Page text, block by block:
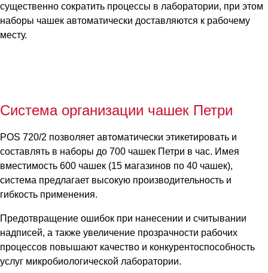
существенно сократить процессы в лаборатории, при этом
наборы чашек автоматически доставляются к рабочему
месту.
Система организации чашек Петри
POS 720/2 позволяет автоматически этикетировать и
составлять в наборы до 700 чашек Петри в час. Имея
вместимость 600 чашек (15 магазинов по 40 чашек),
система предлагает высокую производительность и
гибкость применения.
Предотвращение ошибок при нанесении и считывании
надписей, а также увеличение прозрачности рабочих
процессов повышают качество и конкурентоспособность
услуг микробиологической лаборатории.